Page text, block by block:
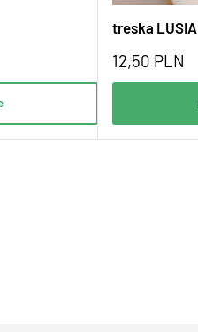
treska LUSIA
12,50 PLN